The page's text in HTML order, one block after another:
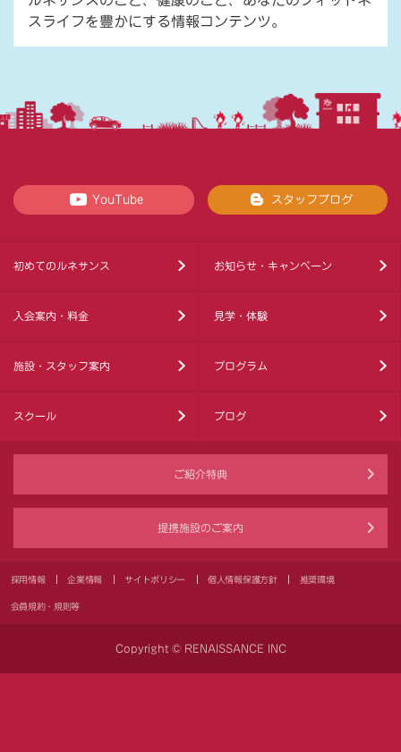
スライフを豊かにする情報コンテンツ。
YouTube スタッフブログ
初めてのルネサンス お知らせ・キャンペーン
入会案内・料金 見学・体験
施設・スタッフ案内 プログラム
スクール ブログ
ご紹介特典
提携施設のご案内
採用情報 企業情報 サイトポリシー 個人情報保護方針 推奨環境
会員規約・規則等
Copyright © RENAISSANCE INC